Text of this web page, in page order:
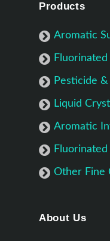
Products
Aromatic
Pesticide
Liquid
Aromatic
Other Fine
About Us